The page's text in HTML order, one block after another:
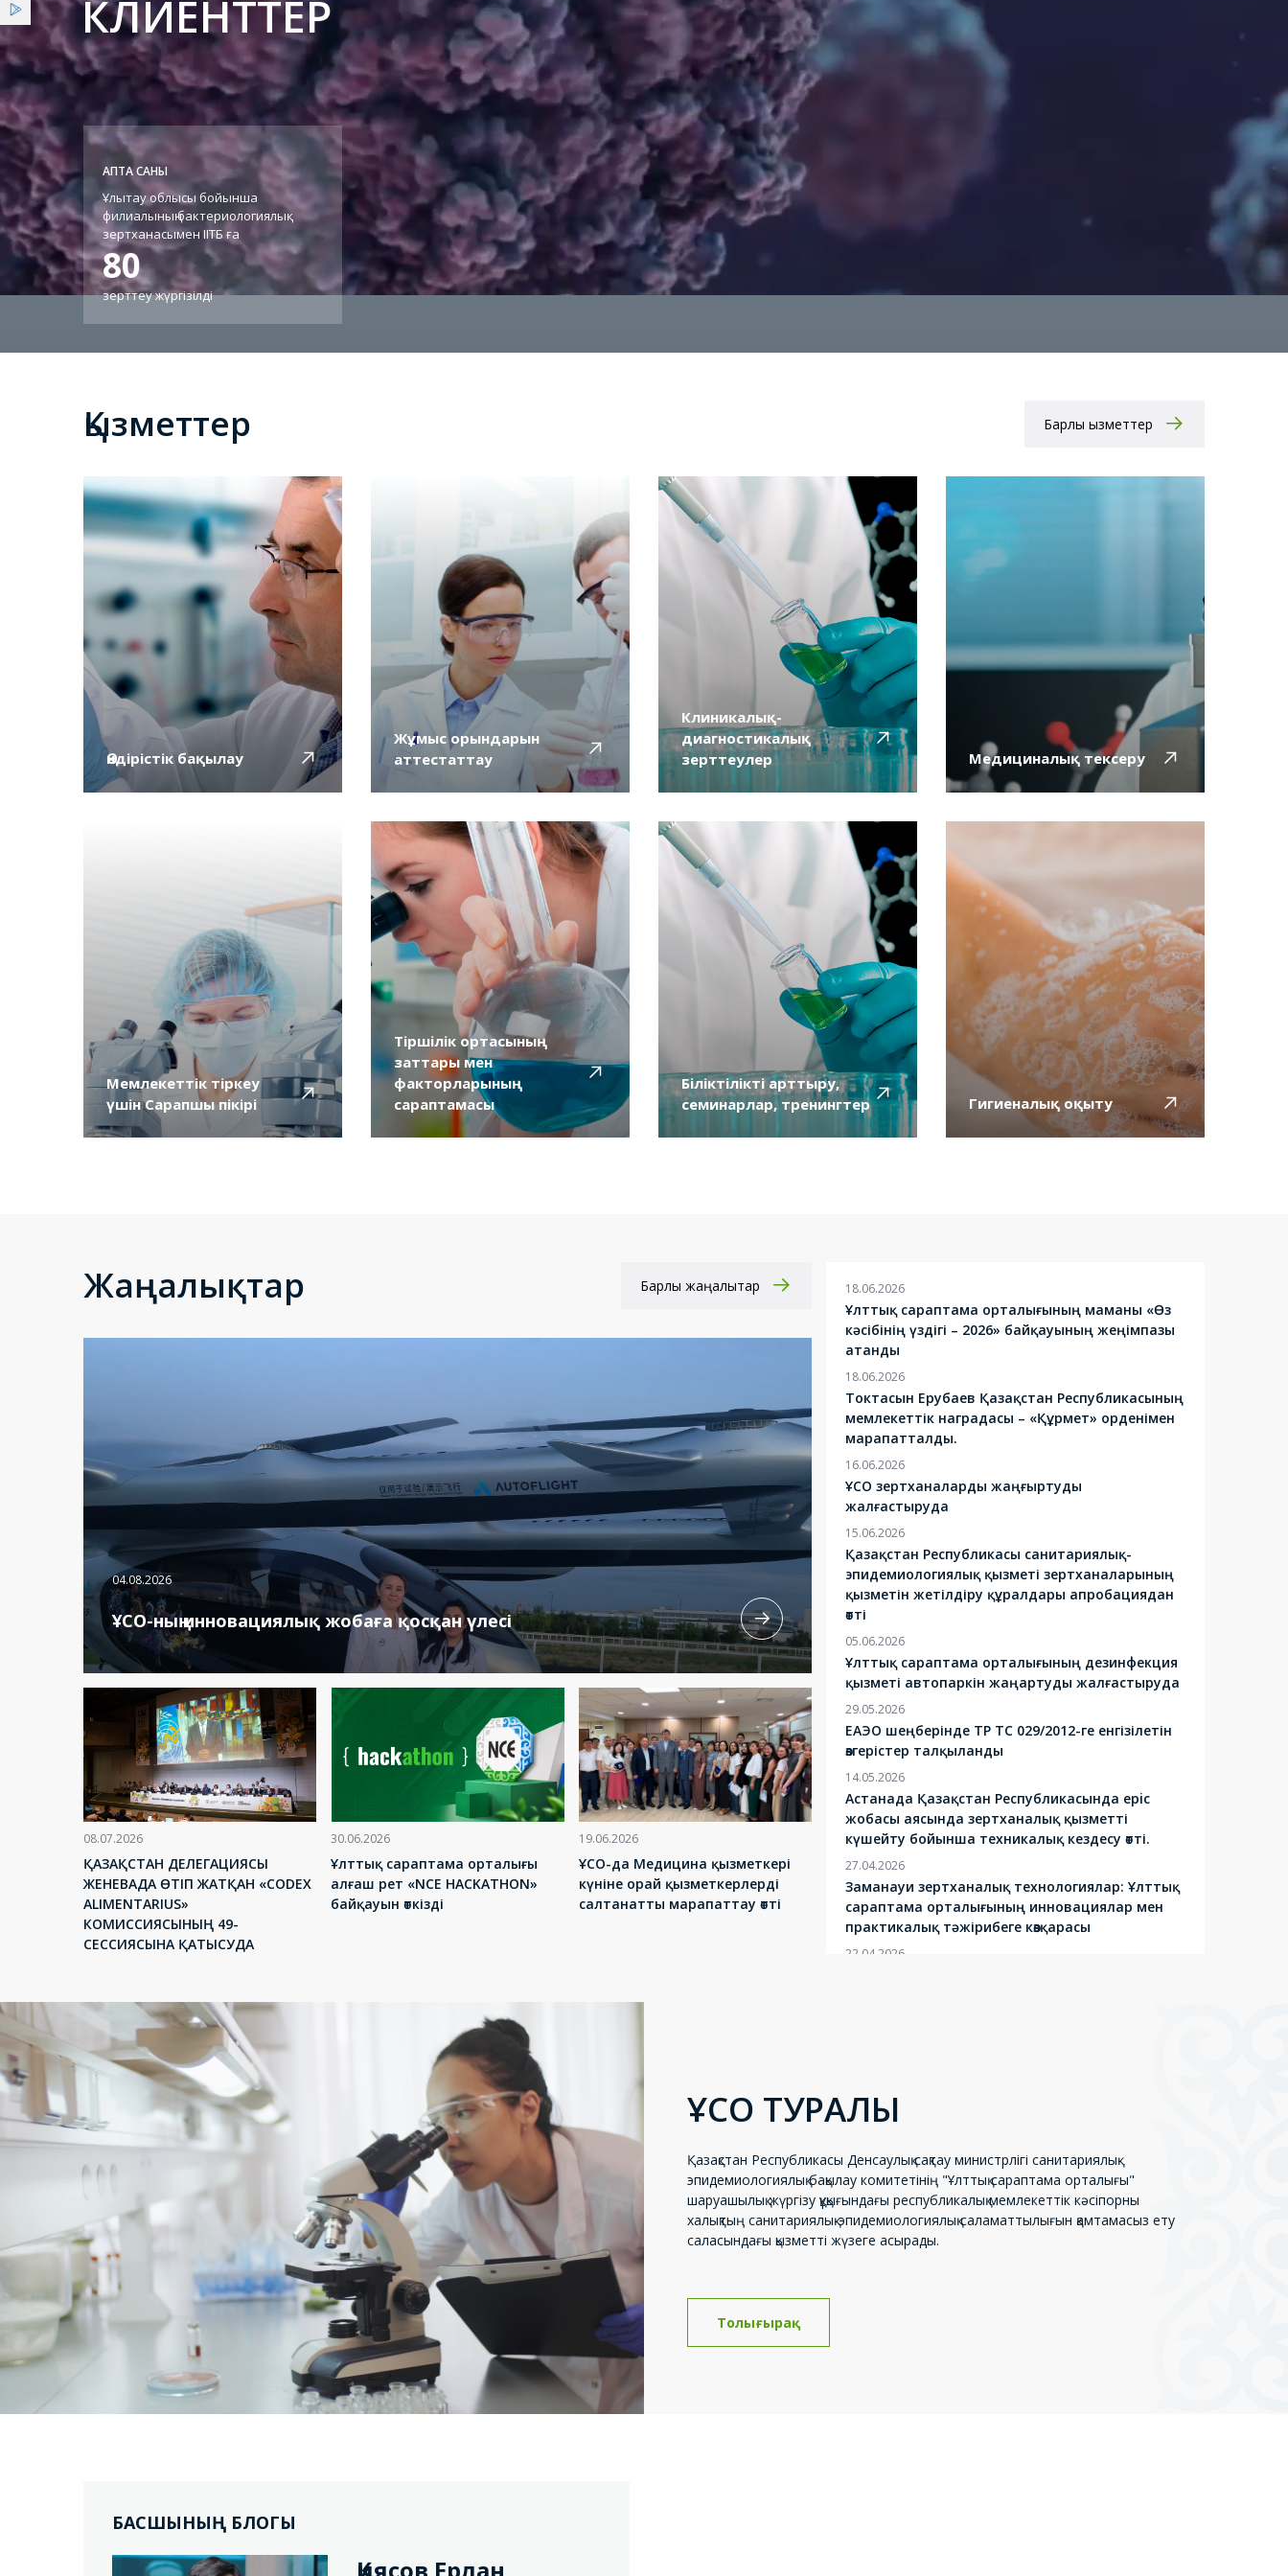
КЛИЕНТТЕР
АПТА САНЫ
Ұлытау облысы бойынша
филиалының бактериологиялық
зертханасымен ІІТБ ға
80
зерттеу жүргізілді
Қызметтер Барлық қызметтер
Өндірістік бақылау
Жұмыс орындарын
аттестаттау
Клиникалық-
диагностикалық
зерттеулер
Медициналық тексеру
Мемлекеттік тіркеу
үшін Сарапшы пікірі
Тіршілік ортасының
заттары мен
факторларының
сараптамасы
Біліктілікті арттыру,
семинарлар, тренингтер
Гигиеналық оқыту
Жаңалықтар Барлық жаңалықтар
04.08.2026
ҰСО-ның инновациялық жобаға қосқан үлесі
08.07.2026
ҚАЗАҚСТАН ДЕЛЕГАЦИЯСЫ
ЖЕНЕВАДА ӨТІП ЖАТҚАН «CODEX
ALIMENTARIUS»
КОМИССИЯСЫНЫҢ 49-
СЕССИЯСЫНА ҚАТЫСУДА
30.06.2026
Ұлттық сараптама орталығы
алғаш рет «NCE HACKATHON»
байқауын өткізді
19.06.2026
ҰСО-да Медицина қызметкері
күніне орай қызметкерлерді
салтанатты марапаттау өтті
18.06.2026
Ұлттық сараптама орталығының маманы «Өз
кәсібінің үздігі – 2026» байқауының жеңімпазы
атанды
18.06.2026
Токтасын Ерубаев Қазақстан Республикасының
мемлекеттік наградасы – «Құрмет» орденімен
марапатталды.
16.06.2026
ҰСО зертханаларды жаңғыртуды
жалғастыруда
15.06.2026
Қазақстан Республикасы санитариялық-
эпидемиологиялық қызметі зертханаларының
қызметін жетілдіру құралдары апробациядан
өтті
05.06.2026
Ұлттық сараптама орталығының дезинфекция
қызметі автопаркін жаңартуды жалғастыруда
29.05.2026
ЕАЭО шеңберінде ТР ТС 029/2012-ге енгізілетін
өзгерістер талқыланды
14.05.2026
Астанада Қазақстан Республикасында epic
жобасы аясында зертханалық қызметті
күшейту бойынша техникалық кездесу өтті.
27.04.2026
Заманауи зертханалық технологиялар: Ұлттық
сараптама орталығының инновациялар мен
практикалық тәжірибеге көзқарасы
22.04.2026
ВАЛИДАЦИЯНЫҢ ЗАМАНАУИ ТӘСІЛДЕРІ
ТАЛҚЫЛАНДЫ
«Ұлттық сараптама орталығы» ШЖҚ РМК
Басқарма төрағасы Ерлан Киясов жұмыс
сапарымен Алматы облысындағы ҰСО
филиалының қызметімен танысты.
ҰСО ТУРАЛЫ
Қазақстан Республикасы Денсаулық сақтау министрлігі санитариялық-
эпидемиологиялық бақылау комитетінің "Ұлттық сараптама орталығы"
шаруашылық жүргізу құқығындағы республикалық мемлекеттік кәсіпорны
халықтың санитариялық-эпидемиологиялық саламаттылығын қамтамасыз ету
саласындағы қызметті жүзеге асырады.
Толығырақ
БАСШЫНЫҢ БЛОГЫ
Қиясов Ерлан